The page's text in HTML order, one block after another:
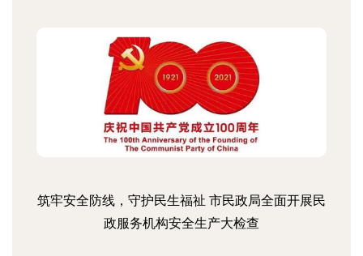
筑牢安全防线，守护民生福祉 市民政局全面开展民
政服务机构安全生产大检查